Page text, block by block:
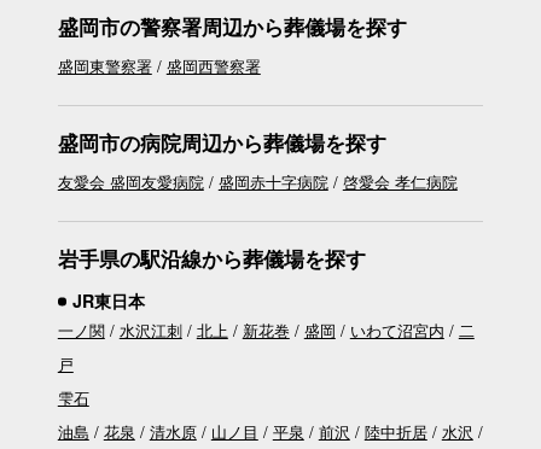
盛岡市の警察署周辺から葬儀場を探す
盛岡東警察署 盛岡西警察署
盛岡市の病院周辺から葬儀場を探す
友愛会 盛岡友愛病院 盛岡赤十字病院 啓愛会 孝仁病院
岩手県の駅沿線から葬儀場を探す
JR東日本
一ノ関 水沢江刺 北上 新花巻 盛岡 いわて沼宮内
二
戸
雫石
油島
花泉 清水原 山ノ目 平泉 前沢 陸中折居
水沢